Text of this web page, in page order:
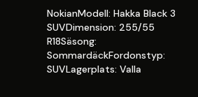
NokianModell: Hakka Black 3
SUVDimension: 255/55
R18Säsong:
SommardäckFordonstyp:
SUVLagerplats: Valla